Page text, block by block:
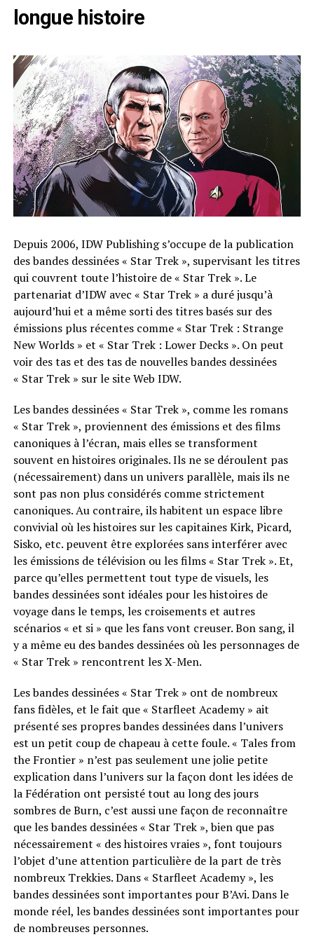
longue histoire
Depuis 2006, IDW Publishing s’occupe de la publication
des bandes dessinées « Star Trek », supervisant les titres
qui couvrent toute l’histoire de « Star Trek ». Le
partenariat d’IDW avec « Star Trek » a duré jusqu’à
aujourd’hui et a même sorti des titres basés sur des
émissions plus récentes comme « Star Trek : Strange
New Worlds » et « Star Trek : Lower Decks ». On peut
voir des tas et des tas de nouvelles bandes dessinées
« Star Trek » sur le site Web IDW.
Les bandes dessinées « Star Trek », comme les romans
« Star Trek », proviennent des émissions et des films
canoniques à l’écran, mais elles se transforment
souvent en histoires originales. Ils ne se déroulent pas
(nécessairement) dans un univers parallèle, mais ils ne
sont pas non plus considérés comme strictement
canoniques. Au contraire, ils habitent un espace libre
convivial où les histoires sur les capitaines Kirk, Picard,
Sisko, etc. peuvent être explorées sans interférer avec
les émissions de télévision ou les films « Star Trek ». Et,
parce qu’elles permettent tout type de visuels, les
bandes dessinées sont idéales pour les histoires de
voyage dans le temps, les croisements et autres
scénarios « et si » que les fans vont creuser. Bon sang, il
y a même eu des bandes dessinées où les personnages de
« Star Trek » rencontrent les X-Men.
Les bandes dessinées « Star Trek » ont de nombreux
fans fidèles, et le fait que « Starfleet Academy » ait
présenté ses propres bandes dessinées dans l’univers
est un petit coup de chapeau à cette foule. « Tales from
the Frontier » n’est pas seulement une jolie petite
explication dans l’univers sur la façon dont les idées de
la Fédération ont persisté tout au long des jours
sombres de Burn, c’est aussi une façon de reconnaître
que les bandes dessinées « Star Trek », bien que pas
nécessairement « des histoires vraies », font toujours
l’objet d’une attention particulière de la part de très
nombreux Trekkies. Dans « Starfleet Academy », les
bandes dessinées sont importantes pour B’Avi. Dans le
monde réel, les bandes dessinées sont importantes pour
de nombreuses personnes.